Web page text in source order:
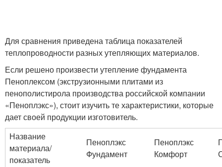
Для сравнения приведена таблица показателей
теплопроводности разных утепляющих материалов.
Если решено произвести утепление фундамента
Пеноплексом (экструзионными плитами из
пенополистирола производства российской компании
«Пеноплэкс»), стоит изучить те характеристики, которые
дает своей продукции изготовитель.
Название
материала/
показатель
Пеноплэкс
Фундамент
Пеноплэкс
Комфорт